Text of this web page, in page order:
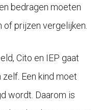
bedragen moeten
prijzen vergelijken.
Cito en IEP gaat
Een kind moet
wordt. Daarom is